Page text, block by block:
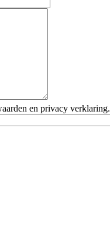
en privacy verklaring.